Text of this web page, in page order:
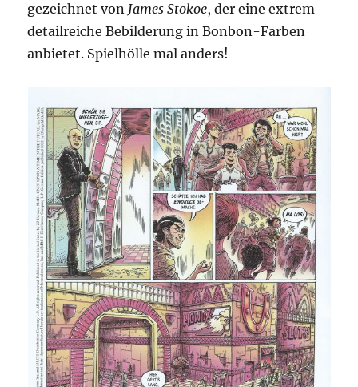
gezeichnet von James Stokoe, der eine extrem
detailreiche Bebilderung in Bonbon-Farben
anbietet. Spielhölle mal anders!